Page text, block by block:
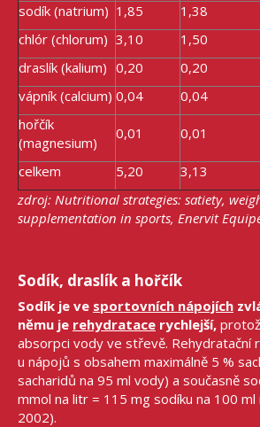
sodík (natrium) 1,85 1,38
chlór (chlorum) 3,10 1,50
draslík (kalium) 0,20 0,20
vápník (calcium) 0,04 0,04
hořčík
(magnesium)
0,01 0,01
celkem 5,20 3,13
zdroj: Nutritional strategies: satiety,
supplementation in sports, Enervit
Sodík, draslík a hořčík
Sodík je ve sportovních nápojích
němu je rehydratace rychlejší,
absorpci vody ve střevě. Rehydratační
u nápojů s obsahem maximálně 5 %
sacharidů na 95 ml vody) a současně
mmol na litr = 115 mg sodíku na 100
2002).